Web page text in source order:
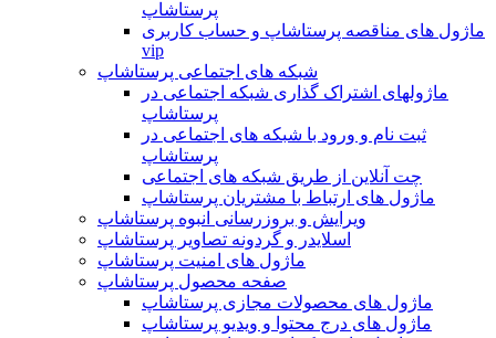
پرستاشاپ
ماژول های مناقصه پرستاشاپ و حساب کاربری
vip
شبکه های اجتماعی پرستاشاپ
ماژولهای اشتراک‌ گذاری شبکه اجتماعی در
پرستاشاپ
ثبت نام و ورود با شبکه های اجتماعی در
پرستاشاپ
چت آنلاین از طریق شبکه های اجتماعی
ماژول های ارتباط با مشتریان پرستاشاپ
ویرایش و بروزرسانی انبوه پرستاشاپ
اسلایدر و گردونه تصاویر پرستاشاپ
ماژول های امنیت پرستاشاپ
صفحه محصول پرستاشاپ
ماژول های محصولات مجازی پرستاشاپ
ماژول های درج محتوا و ویدیو پرستاشاپ